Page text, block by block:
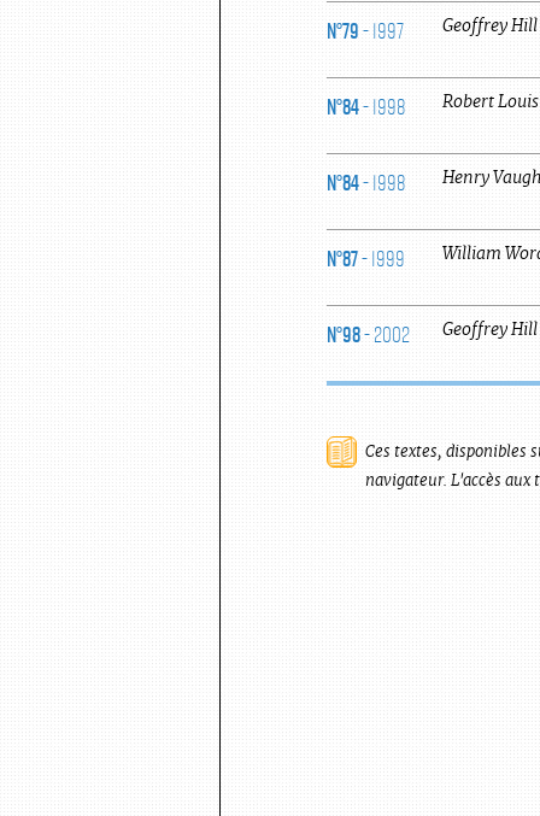
N°79- 1997 Geoffrey Hill
N°84- 1998 Robert Louis
N°84- 1998 Henry
N°87- 1999 William
N°98- 2002 Geoffrey Hill
Ces textes, disponibles
navigateur. L'accès aux